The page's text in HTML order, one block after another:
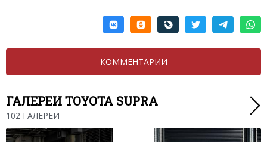
КОММЕНТАРИИ
ГАЛЕРЕИ TOYOTA SUPRA
102 ГАЛЕРЕИ